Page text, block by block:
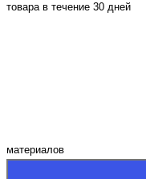
товара в течение 30 дней
материалов